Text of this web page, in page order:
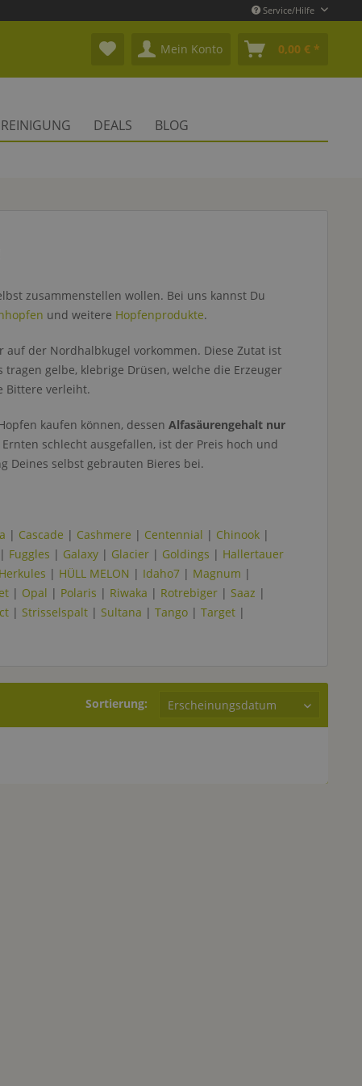
Service/Hilfe
Mein Konto 0,00 € *
REINIGUNG DEALS BLOG
zusammenstellen wollen. Bei uns kannst Du
und weitere Hopfenprodukte.
der Nordhalbkugel vorkommen. Diese Zutat ist
gelbe, klebrige Drüsen, welche die Erzeuger
Bittere verleiht.
kaufen können, dessen Alfasäurengehalt nur
schlecht ausgefallen, ist der Preis hoch und
Deines selbst gebrauten Bieres bei.
| Cascade | Cashmere | Centennial | Chinook |
| Fuggles | Galaxy | Glacier | Goldings | Hallertauer
Herkules | HÜLL MELON | Idaho7 | Magnum |
| Opal | Polaris | Riwaka | Rotrebiger | Saaz |
| Strisselspalt | Sultana | Tango | Target |
Sortierung: